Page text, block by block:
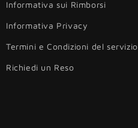
Informativa sui Rimborsi
Informativa Privacy
Termini e Condizioni del servizio
Richiedi un Reso